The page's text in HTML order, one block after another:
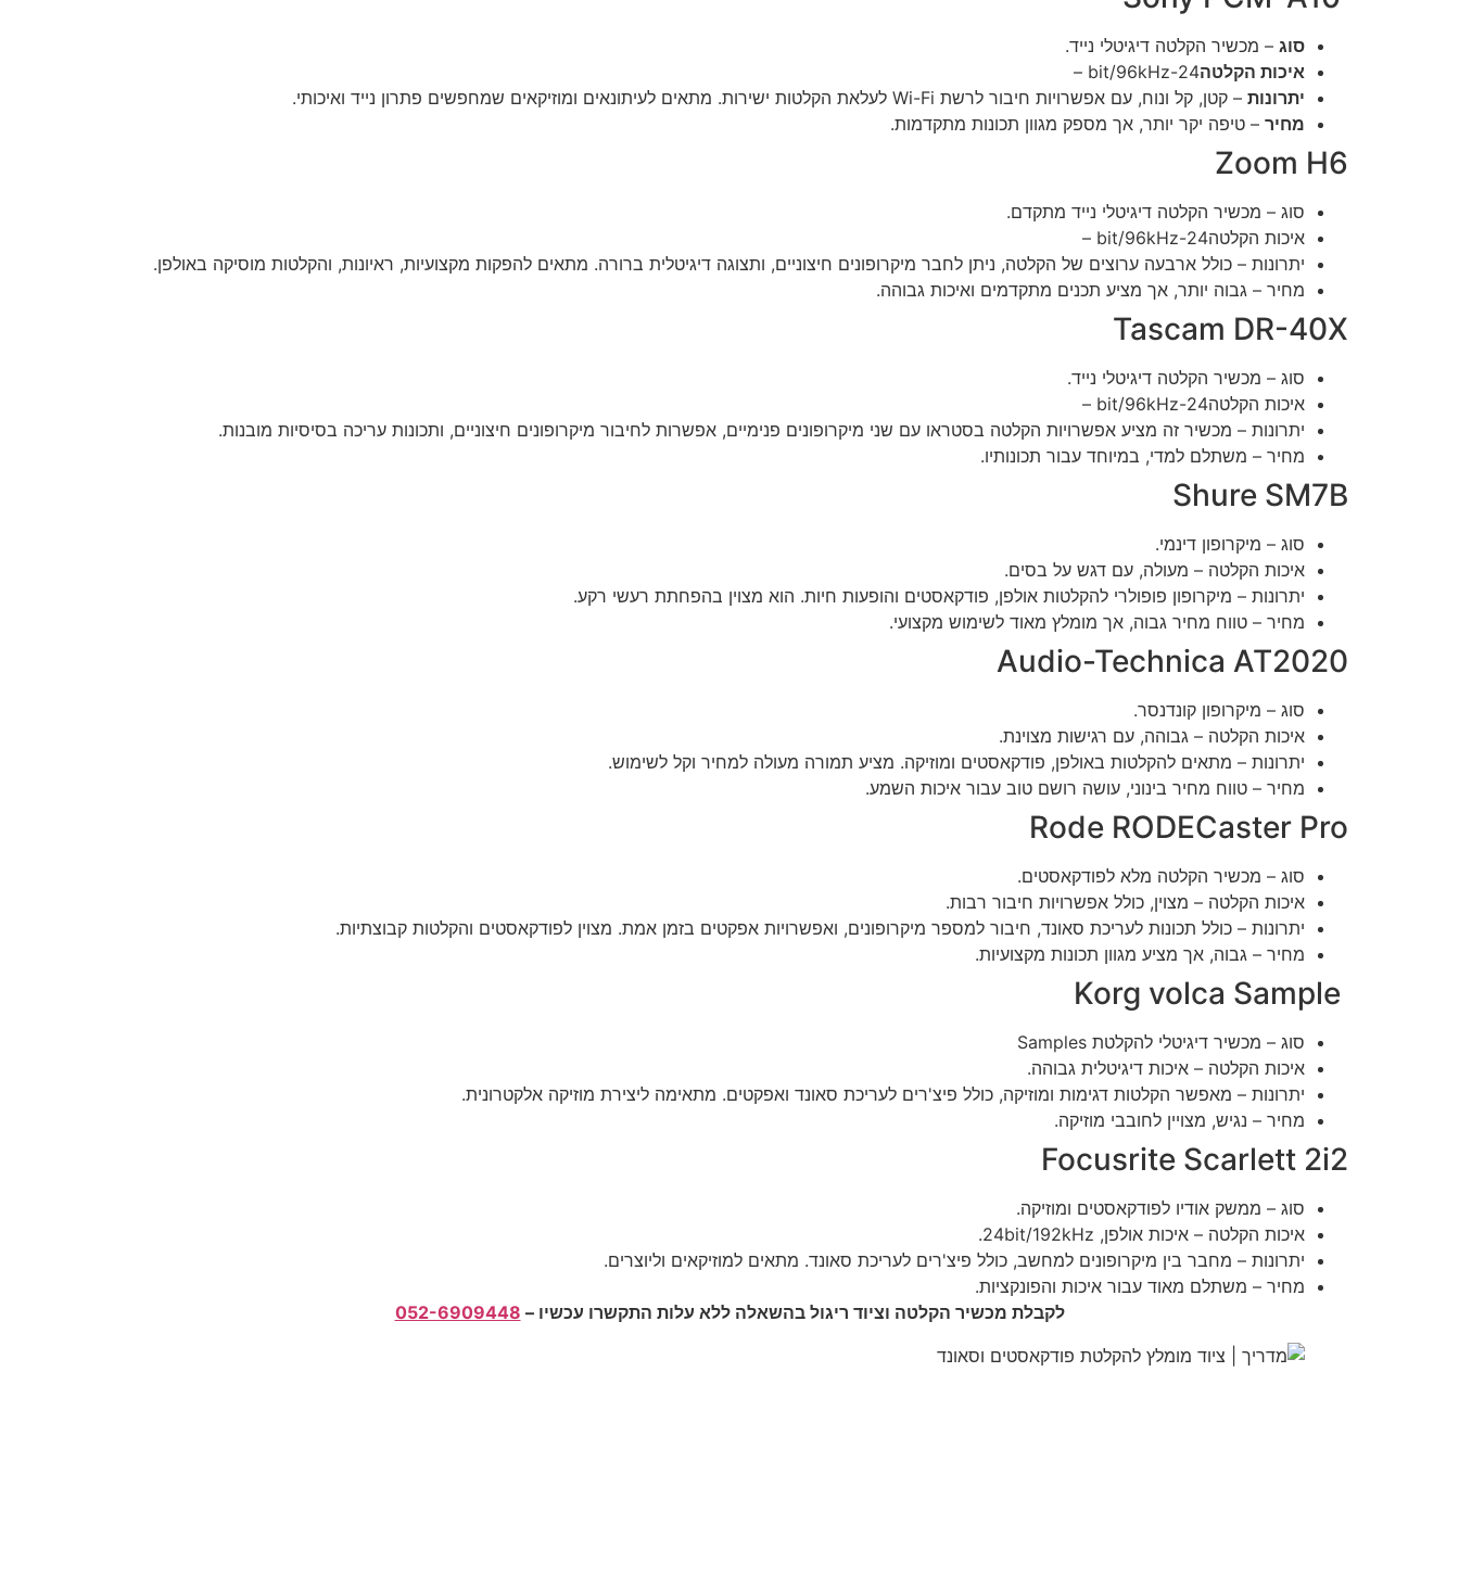
סוג – מכשיר הקלטה דיגיטלי נייד.
איכות הקלטה24-bit/96kHz –
יתרונות – קטן, קל ונוח, עם אפשרויות חיבור לרשת Wi-Fi לעלאת הקלטות ישירות. מתאים לעיתונאים ומוזיקאים שמחפשים פתרון נייד ואיכותי.
מחיר – טיפה יקר יותר, אך מספק מגוון תכונות מתקדמות.
Zoom H6
סוג – מכשיר הקלטה דיגיטלי נייד מתקדם.
איכות הקלטה24-bit/96kHz –
יתרונות – כולל ארבעה ערוצים של הקלטה, ניתן לחבר מיקרופונים חיצוניים, ותצוגה דיגיטלית ברורה. מתאים להפקות מקצועיות, ראיונות, והקלטות מוסיקה באולפן.
מחיר – גבוה יותר, אך מציע תכנים מתקדמים ואיכות גבוהה.
Tascam DR-40X
סוג – מכשיר הקלטה דיגיטלי נייד.
איכות הקלטה24-bit/96kHz –
יתרונות – מכשיר זה מציע אפשרויות הקלטה בסטראו עם שני מיקרופונים פנימיים, אפשרות לחיבור מיקרופונים חיצוניים, ותכונות עריכה בסיסיות מובנות.
מחיר – משתלם למדי, במיוחד עבור תכונותיו.
Shure SM7B
סוג – מיקרופון דינמי.
איכות הקלטה – מעולה, עם דגש על בסים.
יתרונות – מיקרופון פופולרי להקלטות אולפן, פודקאסטים והופעות חיות. הוא מצוין בהפחתת רעשי רקע.
מחיר – טווח מחיר גבוה, אך מומלץ מאוד לשימוש מקצועי.
Audio-Technica AT2020
סוג – מיקרופון קונדנסר.
איכות הקלטה – גבוהה, עם רגישות מצוינת.
יתרונות – מתאים להקלטות באולפן, פודקאסטים ומוזיקה. מציע תמורה מעולה למחיר וקל לשימוש.
מחיר – טווח מחיר בינוני, עושה רושם טוב עבור איכות השמע.
Rode RODECaster Pro
סוג – מכשיר הקלטה מלא לפודקאסטים.
איכות הקלטה – מצוין, כולל אפשרויות חיבור רבות.
יתרונות – כולל תכונות לעריכת סאונד, חיבור למספר מיקרופונים, ואפשרויות אפקטים בזמן אמת. מצוין לפודקאסטים והקלטות קבוצתיות.
מחיר – גבוה, אך מציע מגוון תכונות מקצועיות.
סוג – מכשיר דיגיטלי להקלטת Samples
איכות הקלטה – איכות דיגיטלית גבוהה.
יתרונות – מאפשר הקלטות דגימות ומוזיקה, כולל פיצ'רים לעריכת סאונד ואפקטים. מתאימה ליצירת מוזיקה אלקטרונית.
מחיר – נגיש, מצויין לחובבי מוזיקה.
Focusrite Scarlett 2i2
סוג – ממשק אודיו לפודקאסטים ומוזיקה.
איכות הקלטה – איכות אולפן, 24bit/192kHz.
יתרונות – מחבר בין מיקרופונים למחשב, כולל פיצ'רים לעריכת סאונד. מתאים למוזיקאים וליוצרים.
מחיר – משתלם מאוד עבור איכות והפונקציות.
לקבלת מכשיר הקלטה וציוד ריגול בהשאלה ללא עלות התקשרו עכשיו – 052-6909448